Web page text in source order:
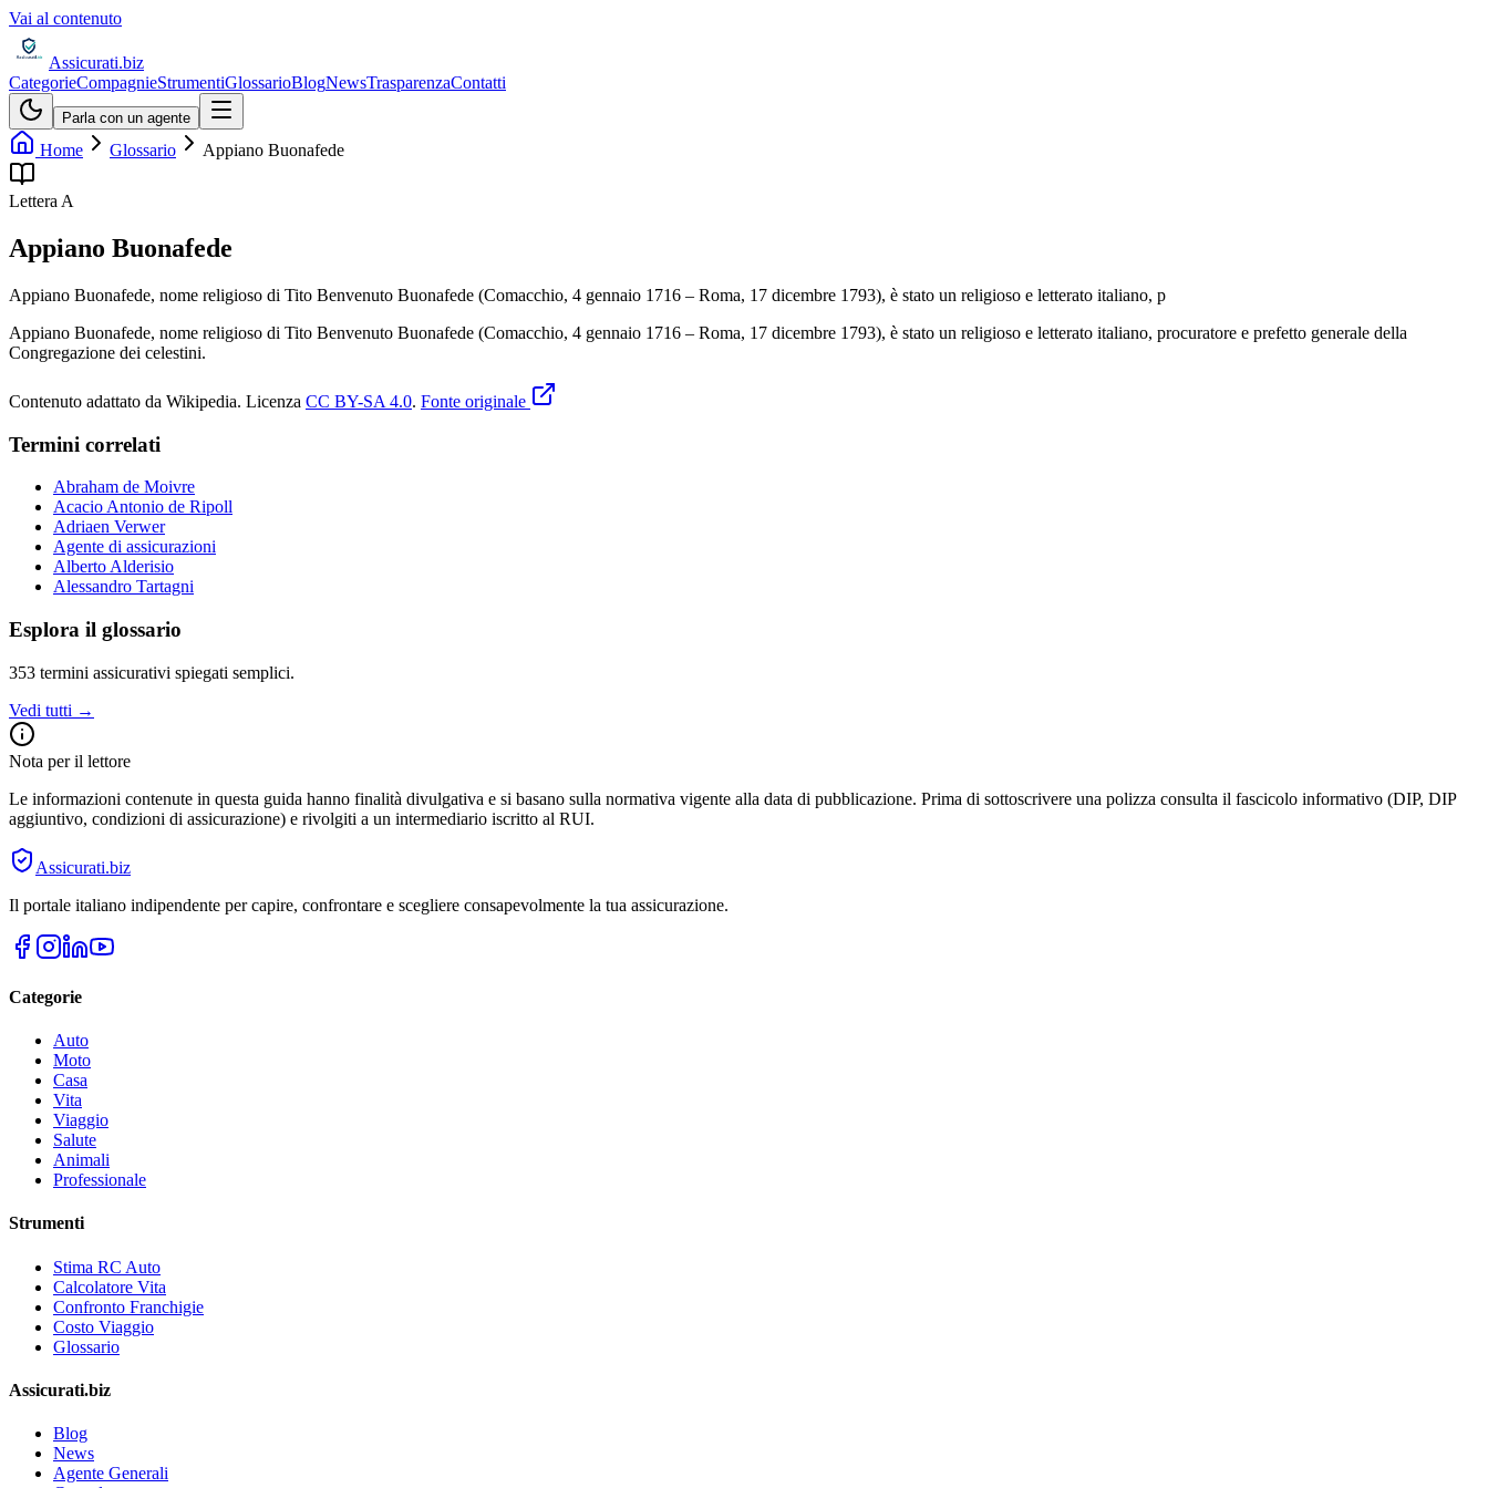
Vai al contenuto
Assicurati.biz
CategorieCompagnieStrumentiGlossarioBlogNewsTrasparenzaContatti
Parla con un agente
Home Glossario Appiano Buonafede
Lettera A
Appiano Buonafede
Appiano Buonafede, nome religioso di Tito Benvenuto Buonafede (Comacchio, 4 gennaio 1716 – Roma, 17 dicembre 1793), è stato un religioso e letterato italiano, p
Appiano Buonafede, nome religioso di Tito Benvenuto Buonafede (Comacchio, 4 gennaio 1716 – Roma, 17 dicembre 1793), è stato un religioso e letterato italiano, procuratore e prefetto generale della
Congregazione dei celestini.
Contenuto adattato da Wikipedia. Licenza CC BY-SA 4.0. Fonte originale
Termini correlati
Abraham de Moivre
Acacio Antonio de Ripoll
Adriaen Verwer
Agente di assicurazioni
Alberto Alderisio
Alessandro Tartagni
Esplora il glossario
353 termini assicurativi spiegati semplici.
Vedi tutti →
Nota per il lettore
Le informazioni contenute in questa guida hanno finalità divulgativa e si basano sulla normativa vigente alla data di pubblicazione. Prima di sottoscrivere una polizza consulta il fascicolo informativo (DIP, DIP
aggiuntivo, condizioni di assicurazione) e rivolgiti a un intermediario iscritto al RUI.
Assicurati.biz
Il portale italiano indipendente per capire, confrontare e scegliere consapevolmente la tua assicurazione.
Categorie
Auto
Moto
Casa
Vita
Viaggio
Salute
Animali
Professionale
Strumenti
Stima RC Auto
Calcolatore Vita
Confronto Franchigie
Costo Viaggio
Glossario
Assicurati.biz
Blog
News
Agente Generali